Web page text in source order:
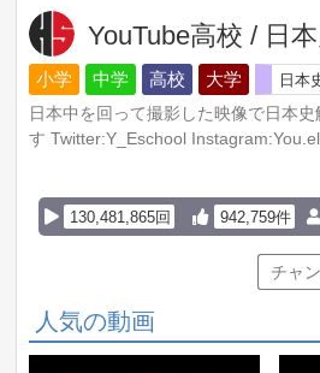
YouTube高校 / 日
小学 中学 高校 大学 日本
日本中を回って撮影した映像で日本
す Twitter:Y_Eschool
130,481,865回 942,759件
人気の動画